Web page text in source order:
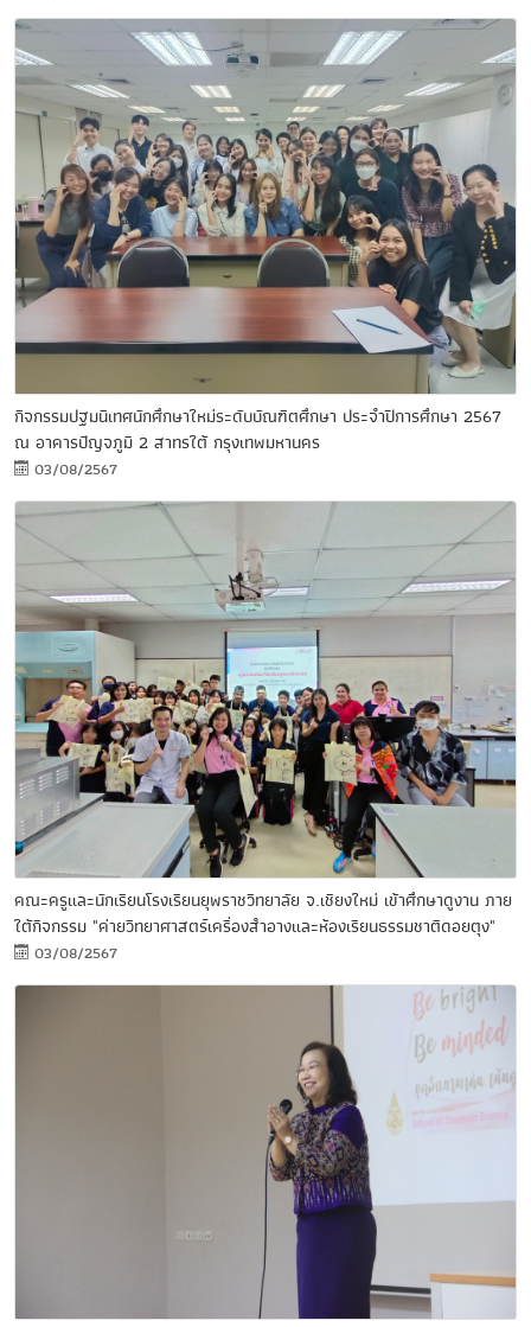
กิจกรรมปฐมนิเทศนักศึกษาใหม่ระดับบัณฑิตศึกษา ประจำปีการศึกษา 2567
ณ อาคารปัญจภูมิ 2 สาทรใต้ กรุงเทพมหานคร
03/08/2567
คณะครูและนักเรียนโรงเรียนยุพราชวิทยาลัย จ.เชียงใหม่ เข้าศึกษาดูงาน ภาย
ใต้กิจกรรม "ค่ายวิทยาศาสตร์เครื่องสำอางและห้องเรียนธรรมชาติดอยตุง"
03/08/2567